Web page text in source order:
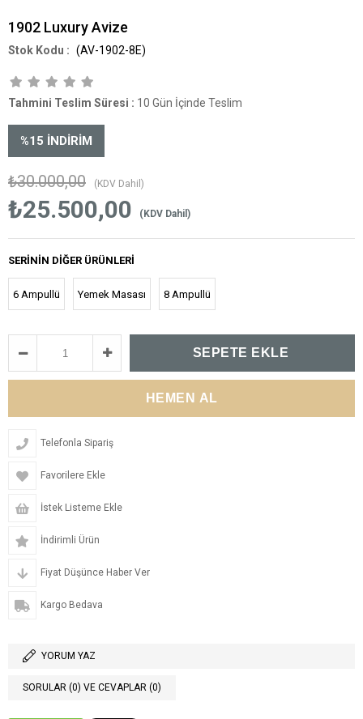
1902 Luxury Avize
(AV-1902-8E)
Tahmini Teslim Süresi : 10 Gün İçinde Teslim
%15 İNDIRIM
₺30.000,00 (KDV Dahil)
₺25.500,00 (KDV Dahil)
SERININ DIĞER ÜRÜNLERI
6 Ampullü Yemek Masası 8 Ampullü
Telefonla Sipariş
Favorilere Ekle
İstek Listeme Ekle
İndirimli Ürün
Fiyat Düşünce Haber Ver
Kargo Bedava
YORUM YAZ
SORULAR (0) VE CEVAPLAR (0)